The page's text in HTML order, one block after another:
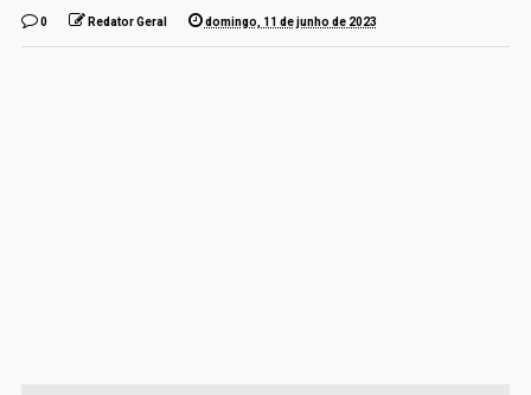
0 Redator Geral domingo, 11 de junho de 2023